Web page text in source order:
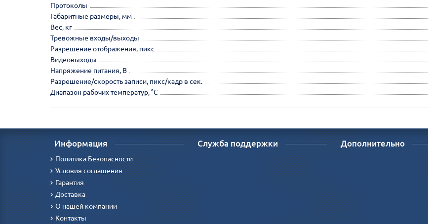
Протоколы
Габаритные размеры, мм
Вес, кг
Тревожные входы/выходы
Разрешение отображения, пикс
Видеовыходы
Напряжение питания, В
Разрешение/скорость записи, пикс/кадр в сек.
Диапазон рабочих температур, °С
Информация
Политика Безопасности
Условия соглашения
Гарантия
Доставка
О нашей компании
Контакты
Служба поддержки Дополнительно